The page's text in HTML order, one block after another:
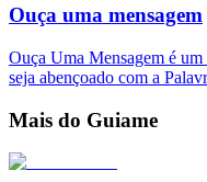
Ouça uma mensagem
Ouça Uma Mensagem é
seja abençoado com a
Mais do Guiame